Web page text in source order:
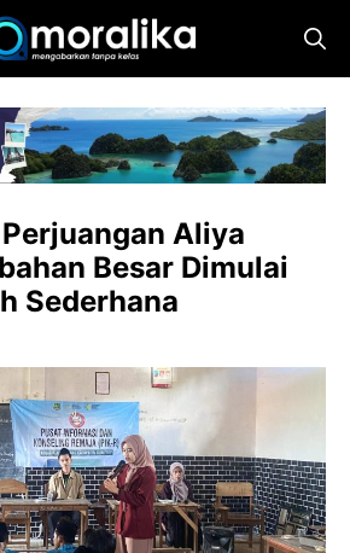
Aliya
Besar Dimulai
Sederhana